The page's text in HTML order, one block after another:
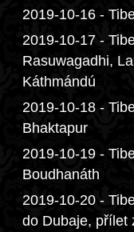
2019-10-16 -
2019-10-17 -
Rasuwagadhi,
Káthmándú
2019-10-18 -
Bhaktapur
2019-10-19 -
Boudhanáth
2019-10-20 -
do Dubaje, přílet